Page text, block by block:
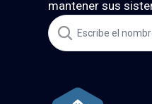
mantener sus